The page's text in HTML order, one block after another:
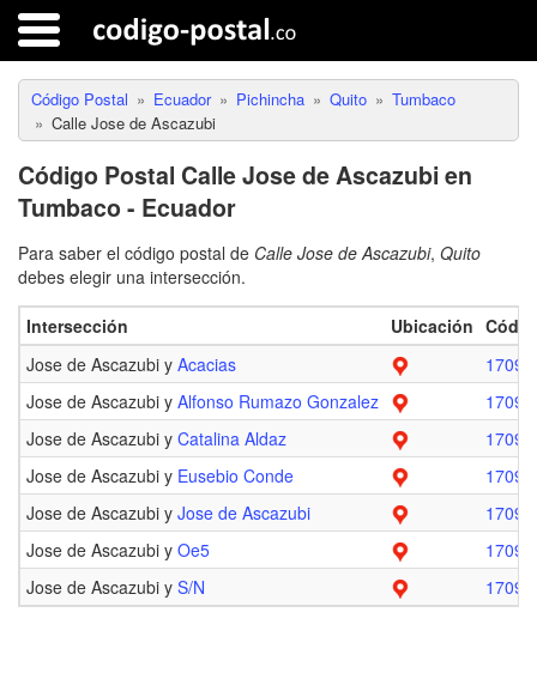
Código Postal Ecuador Pichincha Quito
Tumbaco
Calle Jose de Ascazubi
Código Postal Calle Jose de Ascazubi en
Tumbaco - Ecuador
Para saber el código postal de Calle Jose de Ascazubi, Quito
debes elegir una intersección.
Intersección Ubicación
Jose de Ascazubi y Acacias
Jose de Ascazubi y Alfonso Rumazo Gonzalez
Jose de Ascazubi y Catalina Aldaz
Jose de Ascazubi y Eusebio Conde
Jose de Ascazubi y Jose de Ascazubi
Jose de Ascazubi y Oe5
Jose de Ascazubi y S/N